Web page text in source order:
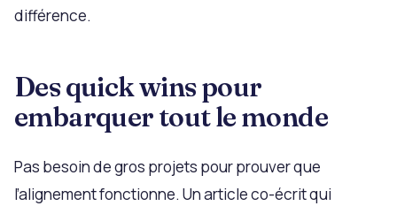
différence.
Des quick wins pour
embarquer tout le monde
Pas besoin de gros projets pour prouver que
l’alignement fonctionne. Un article co-écrit qui